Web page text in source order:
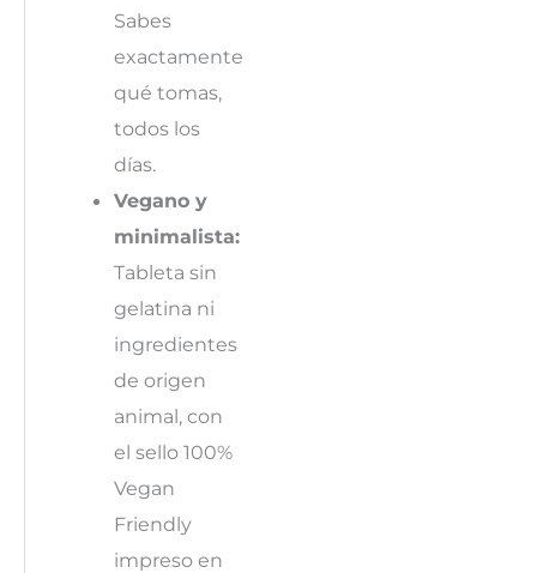
Sabes
exactamente
qué tomas,
todos los
días.
Vegano y
minimalista:
Tableta sin
gelatina ni
ingredientes
de origen
animal, con
el sello 100%
Vegan
Friendly
impreso en